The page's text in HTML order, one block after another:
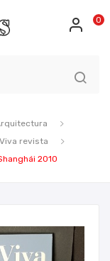
0
revista
2010